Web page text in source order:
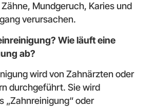
Mundgeruch, Karies und
verursachen.
Wie läuft eine
ab?
wird von Zahnärzten oder
durchgeführt. Sie wird
„Zahnreinigung“ oder